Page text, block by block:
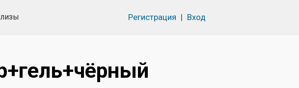
Регистрация | Вход